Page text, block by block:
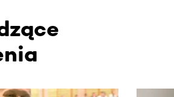
przewijane w poziomie. Użyj